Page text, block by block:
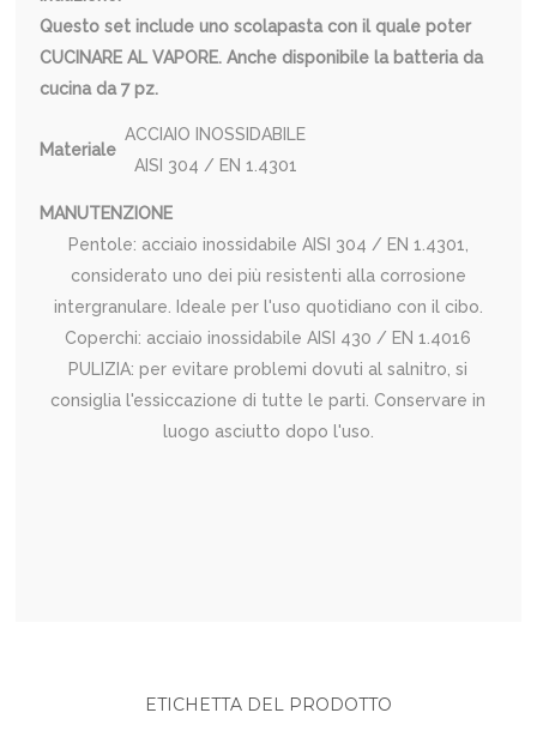
Questo set include uno scolapasta con il quale poter
CUCINARE AL VAPORE. Anche disponibile la batteria da
cucina da 7 pz.
Materiale
ACCIAIO INOSSIDABILE
AISI 304 / EN 1.4301
MANUTENZIONE
Pentole: acciaio inossidabile AISI 304 / EN 1.4301,
considerato uno dei più resistenti alla corrosione
intergranulare. Ideale per l'uso quotidiano con il cibo.
Coperchi: acciaio inossidabile AISI 430 / EN 1.4016
PULIZIA: per evitare problemi dovuti al salnitro, si
consiglia l'essiccazione di tutte le parti. Conservare in
luogo asciutto dopo l'uso.
ETICHETTA DEL PRODOTTO